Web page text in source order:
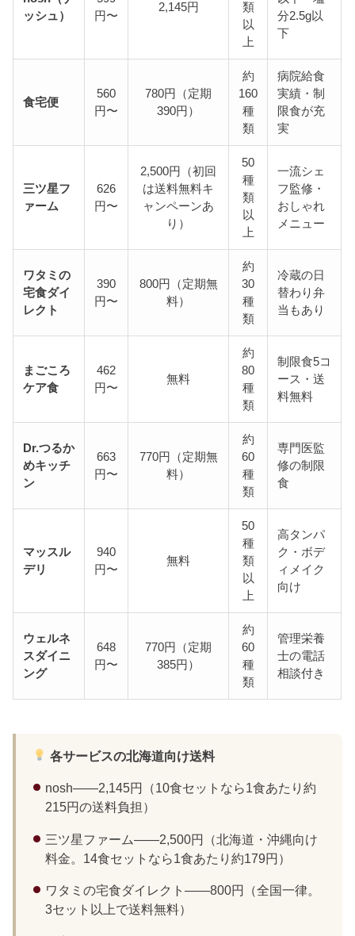
ッシュ）
円〜
2,145円
類
以
上
分2.5g以
下
食宅便
560
円〜
780円（定期
390円）
約
160
種
類
病院給食
実績・制
限食が充
実
三ツ星フ
ァーム
626
円〜
2,500円（初回
は送料無料キ
ャンペーンあ
り）
50
種
類
以
上
一流シェ
フ監修・
おしゃれ
メニュー
ワタミの
宅食ダイ
レクト
390
円〜
800円（定期無
料）
約
30
種
類
冷蔵の日
替わり弁
当もあり
まごころ
ケア食
462
円〜
無料
約
80
種
類
制限食5コ
ース・送
料無料
Dr.つるか
めキッチ
ン
663
円〜
770円（定期無
料）
約
60
種
類
専門医監
修の制限
食
マッスル
デリ
940
円〜
無料
50
種
類
以
上
高タンパ
ク・ボデ
ィメイク
向け
ウェルネ
スダイニ
ング
648
円〜
770円（定期
385円）
約
60
種
類
管理栄養
士の電話
相談付き
各サービスの北海道向け送料
nosh——2,145円（10食セットなら1食あたり約
215円の送料負担）
三ツ星ファーム——2,500円（北海道・沖縄向け
料金。14食セットなら1食あたり約179円）
ワタミの宅食ダイレクト——800円（全国一律。
3セット以上で送料無料）